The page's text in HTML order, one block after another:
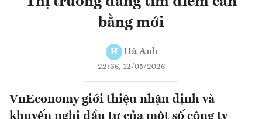
bằng mới
H Hà Anh
22:36, 12/05/2026
VnEconomy giới thiệu nhận định và
khuyến nghị đầu tư của một số công ty